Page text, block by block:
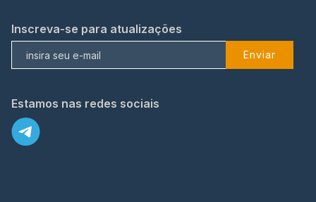
Inscreva-se para atualizações
Enviar
Estamos nas redes sociais